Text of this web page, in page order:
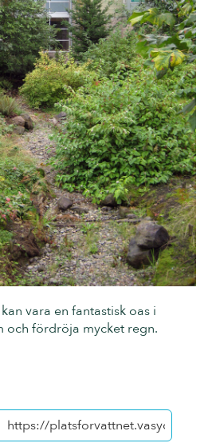
vara en fantastisk oas i
och fördröja mycket regn.